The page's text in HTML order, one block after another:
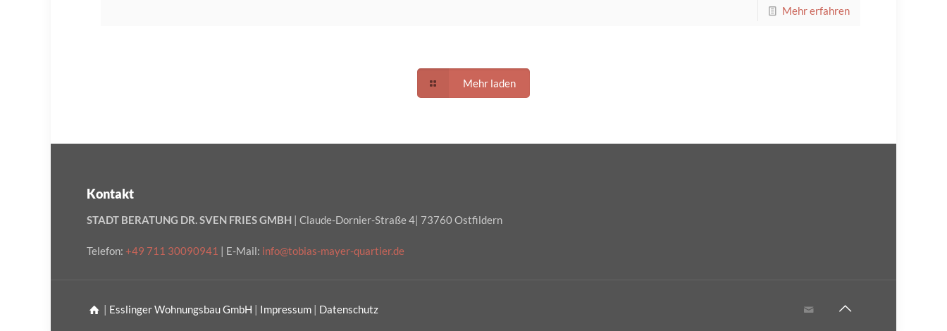
Mehr erfahren
Mehr laden
Kontakt
STADT BERATUNG DR. SVEN FRIES GMBH | Claude-Dornier-Straße 4| 73760 Ostfildern
Telefon:+49 711 30090941 | E-Mail: info@tobias-mayer-quartier.de
| Esslinger Wohnungsbau GmbH | Impressum | Datenschutz